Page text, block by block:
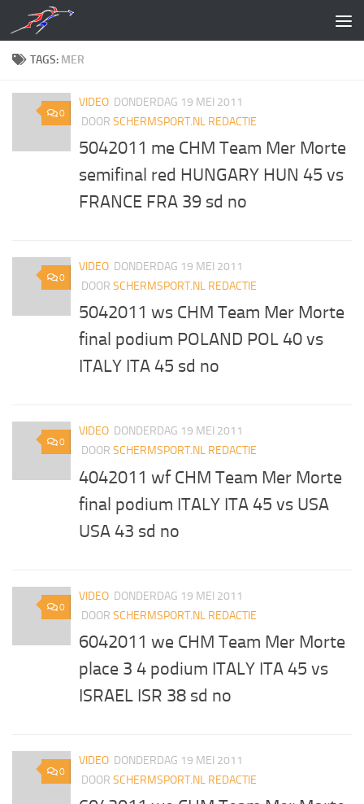
Doorgaan naar inhoud
TAGS: MER
0
VIDEO DONDERDAG 19 MEI 2011
DOOR SCHERMSPORT.NL REDACTIE
5042011 me CHM Team Mer Morte
semifinal red HUNGARY HUN 45 vs
FRANCE FRA 39 sd no
0
VIDEO DONDERDAG 19 MEI 2011
DOOR SCHERMSPORT.NL REDACTIE
5042011 ws CHM Team Mer Morte
final podium POLAND POL 40 vs
ITALY ITA 45 sd no
0
VIDEO DONDERDAG 19 MEI 2011
DOOR SCHERMSPORT.NL REDACTIE
4042011 wf CHM Team Mer Morte
final podium ITALY ITA 45 vs USA
USA 43 sd no
0
VIDEO DONDERDAG 19 MEI 2011
DOOR SCHERMSPORT.NL REDACTIE
6042011 we CHM Team Mer Morte
place 3 4 podium ITALY ITA 45 vs
ISRAEL ISR 38 sd no
0
VIDEO DONDERDAG 19 MEI 2011
DOOR SCHERMSPORT.NL REDACTIE